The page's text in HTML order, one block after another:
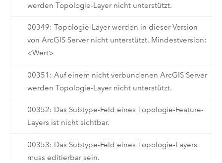
werden Topologie-Layer nicht unterstützt.
00349: Topologie-Layer werden in dieser Version
von ArcGIS Server nicht unterstützt. Mindestversion:
<Wert>
00351: Auf einem nicht verbundenen ArcGIS Server
werden Topologie-Layer nicht unterstützt.
00352: Das Subtype-Feld eines Topologie-Feature-
Layers ist nicht sichtbar.
00353: Das Subtype-Feld eines Topologie-Layers
muss editierbar sein.